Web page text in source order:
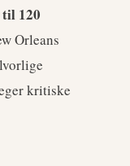
120
Orleans
kritiske